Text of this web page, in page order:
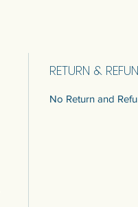
RETURN &
No Return and